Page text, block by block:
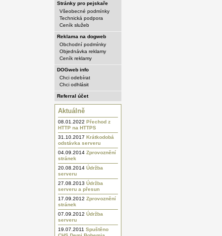
Stránky pro pejskaře
Všeobecné podmínky
Technická podpora
Ceník služeb
Reklama na dogweb
Obchodní podmínky
Objednávka reklamy
Ceník reklamy
DOGweb info
Chci odebírat
Chci odhlásit
Referral účet
Aktuálně
08.01.2022 Přechod z
HTTP na HTTPS
31.10.2017 Krátkodobá
odstávka serveru
04.09.2014 Zprovoznění
stránek
20.08.2014 Údržba
serveru
27.08.2013 Údržba
serveru a přesun
17.09.2012 Zprovoznění
stránek
07.09.2012 Údržba
serveru
19.07.2011 Spuštěno